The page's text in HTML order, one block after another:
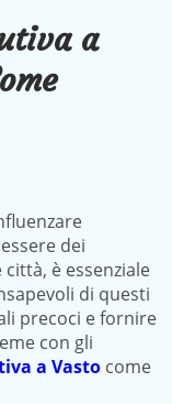
a
dei
è essenziale
di questi
precoci e fornire
con gli
a Vasto come